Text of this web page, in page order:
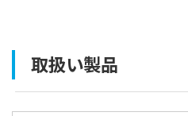
取扱い製品